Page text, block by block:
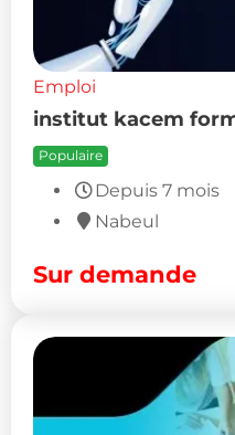
Emploi
institut kacem
Populaire
Depuis 7 mois
Nabeul
Sur demande